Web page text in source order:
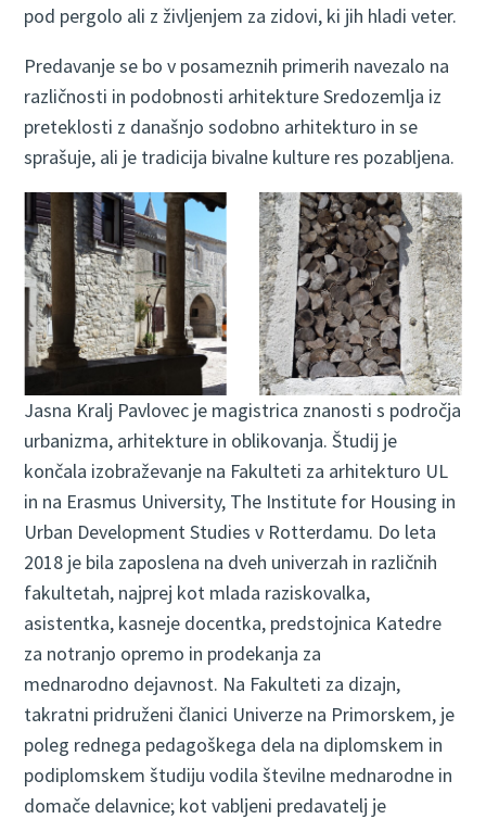
pod pergolo ali z življenjem za zidovi, ki jih hladi veter.
Predavanje se bo v posameznih primerih navezalo na
različnosti in podobnosti arhitekture Sredozemlja iz
preteklosti z današnjo sodobno arhitekturo in se
sprašuje, ali je tradicija bivalne kulture res pozabljena.
Jasna Kralj Pavlovec je magistrica znanosti s področja
urbanizma, arhitekture in oblikovanja. Študij je
končala izobraževanje na Fakulteti za arhitekturo UL
in na Erasmus University, The Institute for Housing in
Urban Development Studies v Rotterdamu. Do leta
2018 je bila zaposlena na dveh univerzah in različnih
fakultetah, najprej kot mlada raziskovalka,
asistentka, kasneje docentka, predstojnica Katedre
za notranjo opremo in prodekanja za
mednarodno dejavnost. Na Fakulteti za dizajn,
takratni pridruženi članici Univerze na Primorskem, je
poleg rednega pedagoškega dela na diplomskem in
podiplomskem študiju vodila številne mednarodne in
domače delavnice; kot vabljeni predavatelj je